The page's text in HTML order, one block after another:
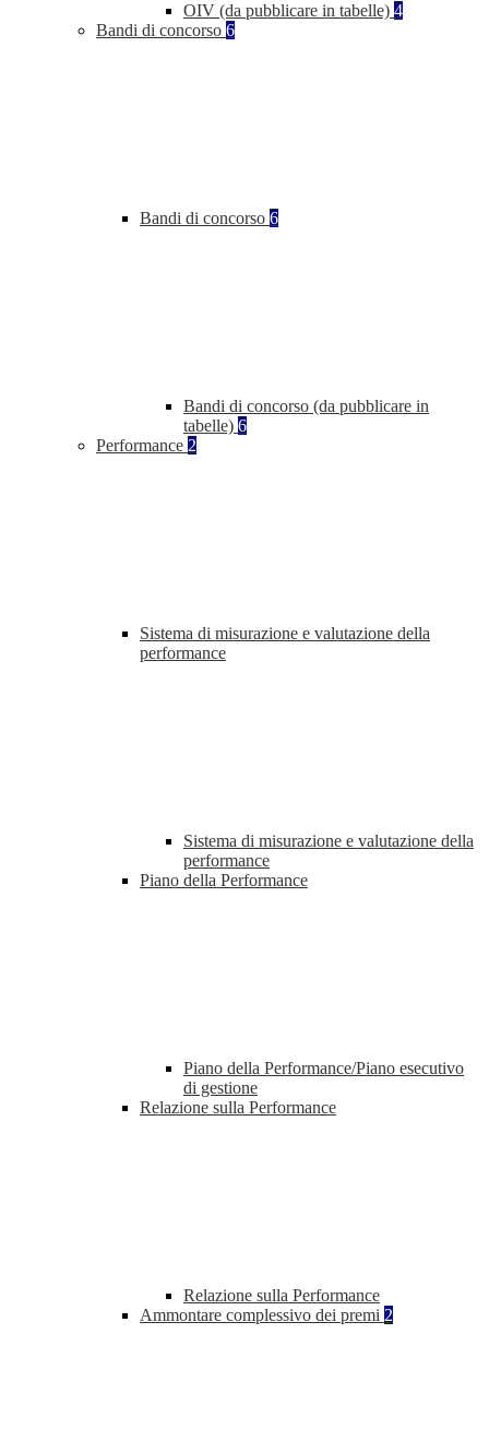
OIV (da pubblicare in tabelle) 4
Bandi di concorso 6
Bandi di concorso 6
Bandi di concorso (da pubblicare in
tabelle) 6
Performance 2
Sistema di misurazione e valutazione della
performance
Sistema di misurazione e valutazione della
performance
Piano della Performance
Piano della Performance/Piano esecutivo
di gestione
Relazione sulla Performance
Relazione sulla Performance
Ammontare complessivo dei premi 2